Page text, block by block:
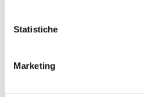
Statistiche
Marketing